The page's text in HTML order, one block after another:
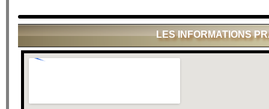
LES INFORMATIONS